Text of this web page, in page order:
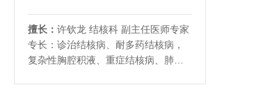
擅长： 许钦龙 结核科 副主任医师专家
专长：诊治结核病、耐多药结核病，
复杂性胸腔积液、重症结核病、肺部